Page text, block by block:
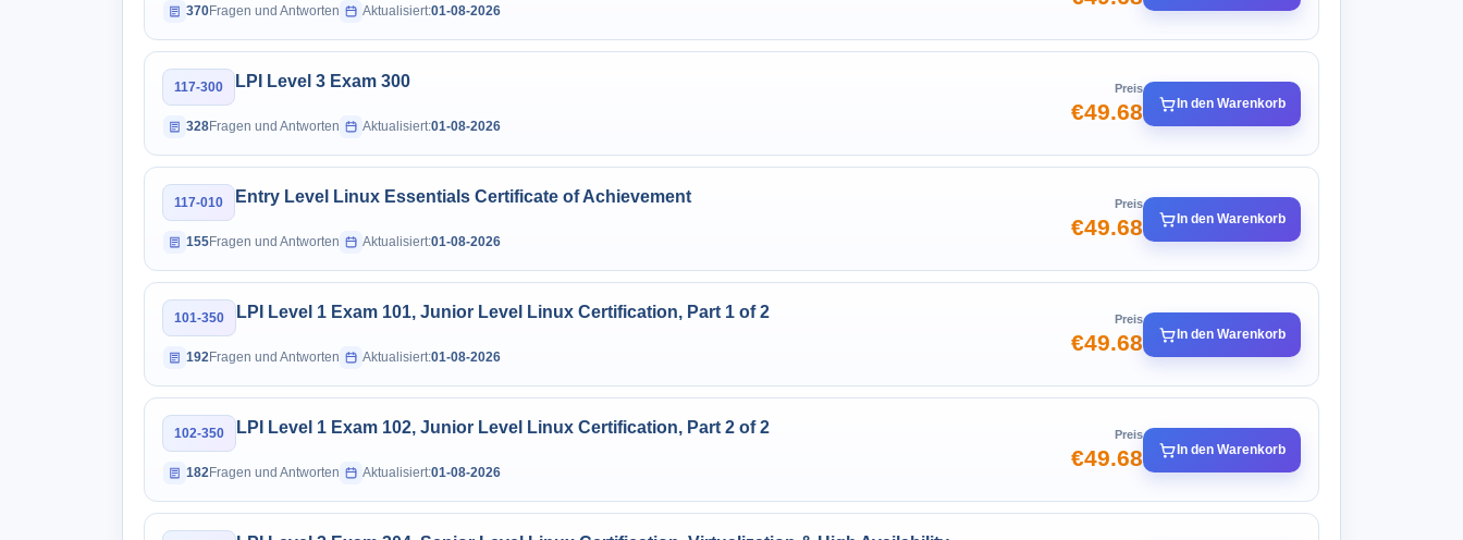
370Fragen und Antworten Aktualisiert:01-08-2026
117-300 LPI Level 3 Exam 300
328Fragen und Antworten Aktualisiert:01-08-2026
Preis
€49.68 In den Warenkorb
117-010 Entry Level Linux Essentials Certificate of Achievement
155Fragen und Antworten Aktualisiert:01-08-2026
Preis
€49.68 In den Warenkorb
101-350 LPI Level 1 Exam 101, Junior Level Linux Certification, Part 1 of 2
192Fragen und Antworten Aktualisiert:01-08-2026
Preis
€49.68 In den Warenkorb
102-350 LPI Level 1 Exam 102, Junior Level Linux Certification, Part 2 of 2
182Fragen und Antworten Aktualisiert:01-08-2026
Preis
€49.68 In den Warenkorb